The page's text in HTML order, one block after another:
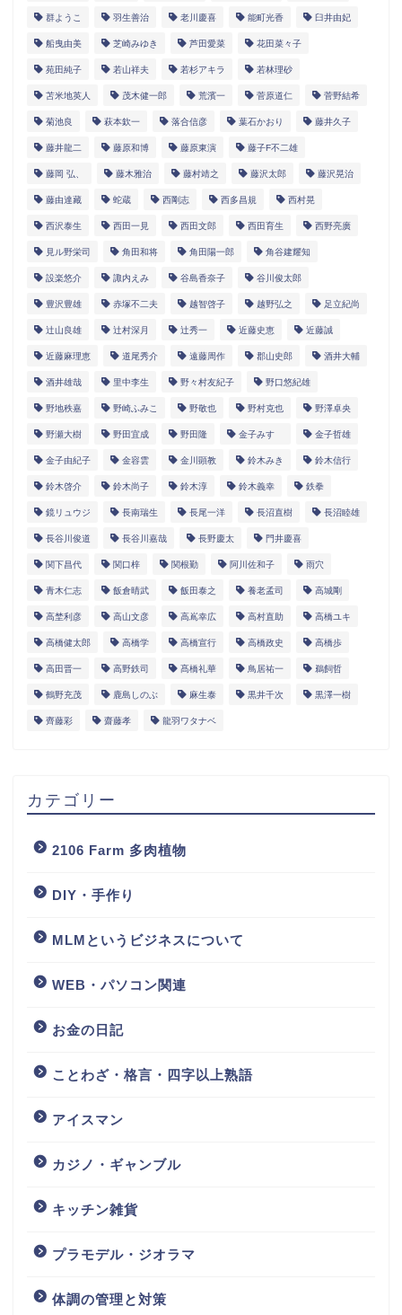
群ようこ 羽生善治 老川慶喜 能町光香 臼井由妃
船曳由美 芝崎みゆき 芦田愛菜 花田菜々子
苑田純子 若山祥夫 若杉アキラ 若林理砂
苫米地英人 茂木健一郎 荒濱一 菅原道仁 菅野結希
菊池良 萩本欽一 落合信彦 葉石かおり 藤井久子
藤井龍二 藤原和博 藤原東演 藤子F不二雄
藤岡 弘、 藤木雅治 藤村靖之 藤沢太郎 藤沢晃治
藤由達藏 蛇蔵 西剛志 西多昌規 西村晃
西沢泰生 西田一見 西田文郎 西田育生 西野亮廣
見ル野栄司 角田和将 角田陽一郎 角谷建耀知
設楽悠介 諏内えみ 谷島香奈子 谷川俊太郎
豊沢豊雄 赤塚不二夫 越智啓子 越野弘之 足立紀尚
辻山良雄 辻村深月 辻秀一 近藤史恵 近藤誠
近藤麻理恵 道尾秀介 遠藤周作 郡山史郎 酒井大輔
酒井雄哉 里中李生 野々村友紀子 野口悠紀雄
野地秩嘉 野崎ふみこ 野敬也 野村克也 野澤卓央
野瀬大樹 野田宜成 野田隆 金子みすゞ 金子哲雄
金子由紀子 金容雲 金川顕教 鈴木みき 鈴木信行
鈴木啓介 鈴木尚子 鈴木淳 鈴木義幸 鉄拳
鏡リュウジ 長南瑞生 長尾一洋 長沼直樹 長沼睦雄
長谷川俊道 長谷川嘉哉 長野慶太 門井慶喜
関下昌代 関口梓 関根勤 阿川佐和子 雨穴
青木仁志 飯倉晴武 飯田泰之 養老孟司 高城剛
高埜利彦 高山文彦 高嶌幸広 高村直助 高橋ユキ
高橋健太郎 高橋学 高橋宣行 高橋政史 高橋歩
高田晋一 高野鉄司 髙橋礼華 鳥居祐一 鵜飼哲
鶴野充茂 鹿島しのぶ 麻生泰 黒井千次 黒澤一樹
齊藤彩 齋藤孝 龍羽ワタナベ
カテゴリー
2106 Farm 多肉植物
DIY・手作り
MLMというビジネスについて
WEB・パソコン関連
お金の日記
ことわざ・格言・四字以上熟語
アイスマン
カジノ・ギャンブル
キッチン雑貨
プラモデル・ジオラマ
体調の管理と対策